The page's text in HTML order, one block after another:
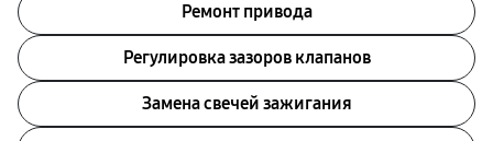
Ремонт привода
Регулировка зазоров клапанов
Замена свечей зажигания